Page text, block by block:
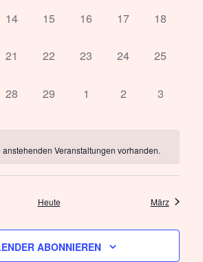
0
14
0
15
0
16
0
17
0
18
0
21
0
22
0
23
0
24
0
25
0
28
0
29
0
1
0
2
0
3
anstehenden Veranstaltungen vorhanden.
Heute März
ABONNIEREN